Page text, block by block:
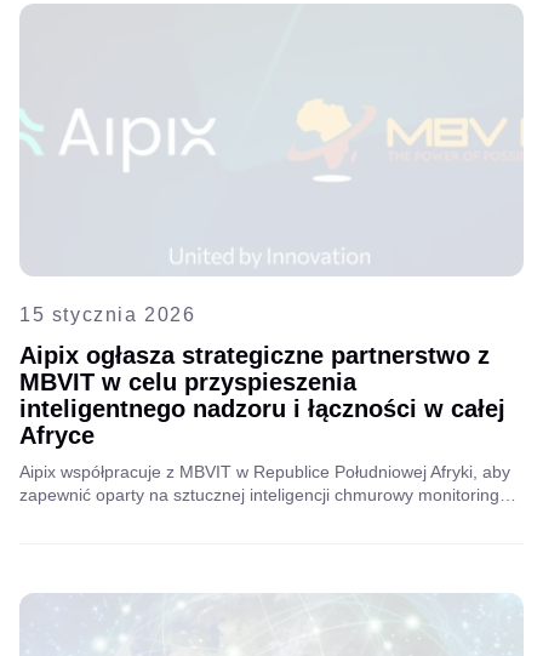
15 stycznia 2026
Aipix ogłasza strategiczne partnerstwo z
MBVIT w celu przyspieszenia
inteligentnego nadzoru i łączności w całej
Afryce
Aipix współpracuje z MBVIT w Republice Południowej Afryki, aby
zapewnić oparty na sztucznej inteligencji chmurowy monitoring